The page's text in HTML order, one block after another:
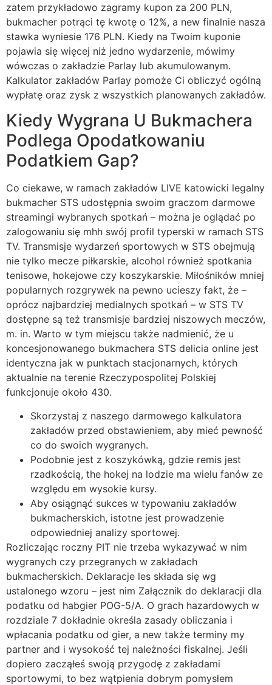
zatem przykładowo zagramy kupon za 200 PLN,
bukmacher potrąci tę kwotę o 12%, a new finalnie nasza
stawka wyniesie 176 PLN. Kiedy na Twoim kuponie
pojawia się więcej niż jedno wydarzenie, mówimy
wówczas o zakładzie Parlay lub akumulowanym.
Kalkulator zakładów Parlay pomoże Ci obliczyć ogólną
wypłatę oraz zysk z wszystkich planowanych zakładów.
Kiedy Wygrana U Bukmachera
Podlega Opodatkowaniu
Podatkiem Gap?
Co ciekawe, w ramach zakładów LIVE katowicki legalny
bukmacher STS udostępnia swoim graczom darmowe
streamingi wybranych spotkań – można je oglądać po
zalogowaniu się mhh swój profil typerski w ramach STS
TV. Transmisje wydarzeń sportowych w STS obejmują
nie tylko mecze piłkarskie, alcohol również spotkania
tenisowe, hokejowe czy koszykarskie. Miłośników mniej
popularnych rozgrywek na pewno ucieszy fakt, że –
oprócz najbardziej medialnych spotkań – w STS TV
dostępne są też transmisje bardziej niszowych meczów,
m. in. Warto w tym miejscu także nadmienić, że u
koncesjonowanego bukmachera STS delicia online jest
identyczna jak w punktach stacjonarnych, których
aktualnie na terenie Rzeczypospolitej Polskiej
funkcjonuje około 430.
Skorzystaj z naszego darmowego kalkulatora
zakładów przed obstawieniem, aby mieć pewność
co do swoich wygranych.
Podobnie jest z koszykówką, gdzie remis jest
rzadkością, the hokej na lodzie ma wielu fanów ze
względu em wysokie kursy.
Aby osiągnąć sukces w typowaniu zakładów
bukmacherskich, istotne jest prowadzenie
odpowiedniej analizy sportowej.
Rozliczając roczny PIT nie trzeba wykazywać w nim
wygranych czy przegranych w zakładach
bukmacherskich. Deklaracje les składa się wg
ustalonego wzoru – jest nim Załącznik do deklaracji dla
podatku od habgier POG-5/A. O grach hazardowych w
rozdziale 7 dokładnie określa zasady obliczania i
wpłacania podatku od gier, a new także terminy my
partner and i wysokość tej należności fiskalnej. Jeśli
dopiero zacząłeś swoją przygodę z zakładami
sportowymi, to bez wątpienia dobrym pomysłem